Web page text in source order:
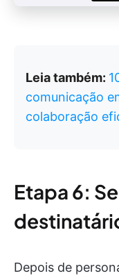
Leia também:
comunicação
colaboração
Etapa 6:
Depois de